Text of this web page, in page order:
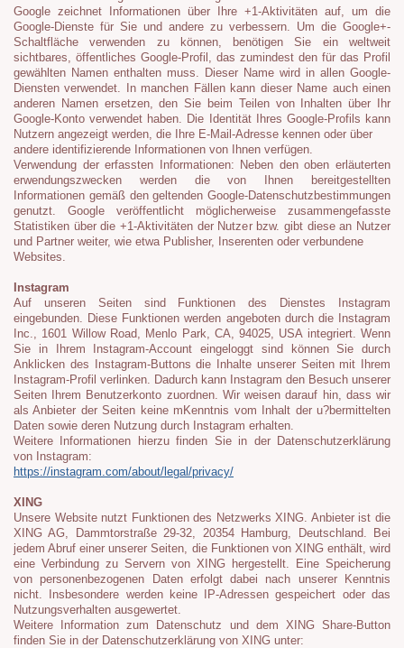
Google zeichnet Informationen über Ihre +1-Aktivitäten auf, um die
Google-Dienste für Sie und andere zu verbessern. Um die Google+-
Schaltfläche verwenden zu können, benötigen Sie ein weltweit
sichtbares, öffentliches Google-Profil, das zumindest den für das Profil
gewählten Namen enthalten muss. Dieser Name wird in allen Google-
Diensten verwendet. In manchen Fällen kann dieser Name auch einen
anderen Namen ersetzen, den Sie beim Teilen von Inhalten über Ihr
Google-Konto verwendet haben. Die Identität Ihres Google-Profils kann
Nutzern angezeigt werden, die Ihre E-Mail-Adresse kennen oder über
andere identifizierende Informationen von Ihnen verfügen.
Verwendung der erfassten Informationen: Neben den oben erläuterten
erwendungszwecken werden die von Ihnen bereitgestellten
Informationen gemäß den geltenden Google-Datenschutzbestimmungen
genutzt. Google veröffentlicht möglicherweise zusammengefasste
Statistiken über die +1-Aktivitäten der Nutzer bzw. gibt diese an Nutzer
und Partner weiter, wie etwa Publisher, Inserenten oder verbundene
Websites.
Instagram
Auf unseren Seiten sind Funktionen des Dienstes Instagram
eingebunden. Diese Funktionen werden angeboten durch die Instagram
Inc., 1601 Willow Road, Menlo Park, CA, 94025, USA integriert. Wenn
Sie in Ihrem Instagram-Account eingeloggt sind können Sie durch
Anklicken des Instagram-Buttons die Inhalte unserer Seiten mit Ihrem
Instagram-Profil verlinken. Dadurch kann Instagram den Besuch unserer
Seiten Ihrem Benutzerkonto zuordnen. Wir weisen darauf hin, dass wir
als Anbieter der Seiten keine mKenntnis vom Inhalt der u?bermittelten
Daten sowie deren Nutzung durch Instagram erhalten.
Weitere Informationen hierzu finden Sie in der Datenschutzerklärung
von Instagram:
https://instagram.com/about/legal/privacy/
XING
Unsere Website nutzt Funktionen des Netzwerks XING. Anbieter ist die
XING AG, Dammtorstraße 29-32, 20354 Hamburg, Deutschland. Bei
jedem Abruf einer unserer Seiten, die Funktionen von XING enthält, wird
eine Verbindung zu Servern von XING hergestellt. Eine Speicherung
von personenbezogenen Daten erfolgt dabei nach unserer Kenntnis
nicht. Insbesondere werden keine IP-Adressen gespeichert oder das
Nutzungsverhalten ausgewertet.
Weitere Information zum Datenschutz und dem XING Share-Button
finden Sie in der Datenschutzerklärung von XING unter: